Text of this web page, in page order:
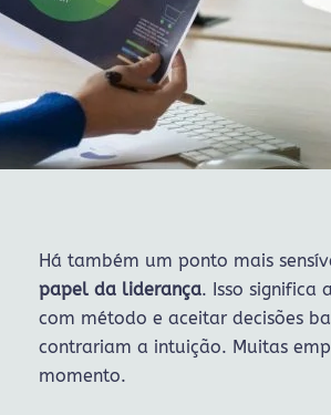
Há também um ponto mais
papel da liderança. Isso
com método e aceitar decisões
contrariam a intuição. Muitas
momento.